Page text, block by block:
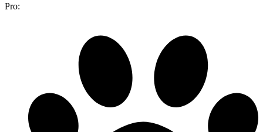
Pro: